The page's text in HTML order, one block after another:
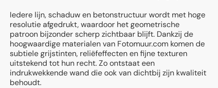
Iedere lijn, schaduw en betonstructuur wordt met hoge
resolutie afgedrukt, waardoor het geometrische
patroon bijzonder scherp zichtbaar blijft. Dankzij de
hoogwaardige materialen van Fotomuur.com komen de
subtiele grijstinten, reliëfeffecten en fijne texturen
uitstekend tot hun recht. Zo ontstaat een
indrukwekkende wand die ook van dichtbij zijn kwaliteit
behoudt.